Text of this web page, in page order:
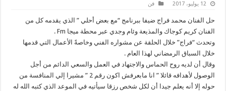
12 يوليو، 2017 فن
حل الفنان محمد فراج ضيفا ببرنامج “مع بعض أحلي ” الذي يقدمه كل من
الفنان كريم كوجاك والمذيعة وئام وجدي عبر محطة ميجا Fm .
وتحدث “فراج” خلال الحلقة عن مشواره الفني وخاصةً الأعمال التي قدمها
خلال السباق الرمضاني لهذا العام .
وقال أن لديه روح الحماس والاجتهاد في العمل والسعي الدائم من أجل
الوصول لأهدافه قائلا ” انا مابعرفش اكون رقم 2 ” مشيرا إلي المنافسة من
حوله إلا أنه يعلم جيدا أن لكل شخص رزقا سيأتيه في الموعد الذي كتبه الله له